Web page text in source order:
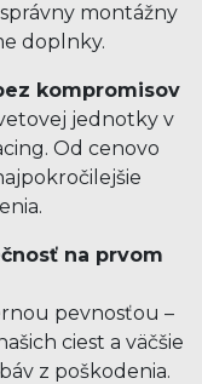
montážny
doplnky.
kompromisov
jednotky v
Od cenovo
na prvom
pevnosťou –
ciest a väčšie
z poškodenia.